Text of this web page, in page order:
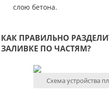
слою бетона.
КАК ПРАВИЛЬНО
ЗАЛИВКЕ ПО ЧАСТЯМ?
Схема устройства